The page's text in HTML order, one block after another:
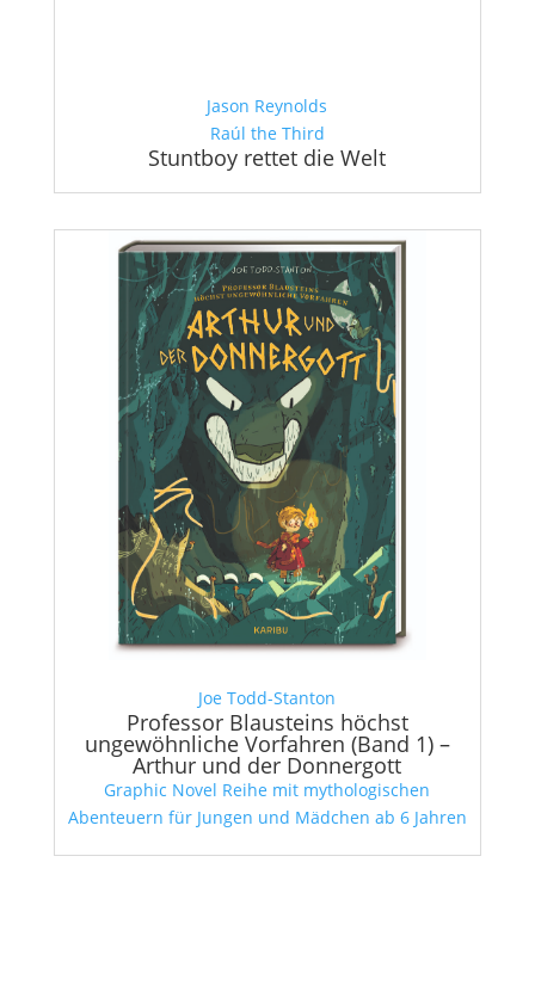
Jason Reynolds
Raúl the Third
Stuntboy rettet die Welt
Joe Todd-Stanton
Professor Blausteins höchst
ungewöhnliche Vorfahren (Band 1) –
Arthur und der Donnergott
Graphic Novel Reihe mit mythologischen
Abenteuern für Jungen und Mädchen ab 6 Jahren